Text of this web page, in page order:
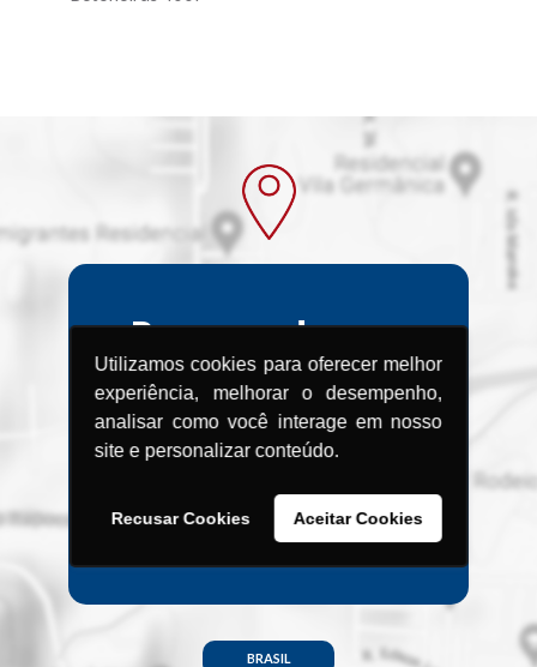
Utilizamos cookies para oferecer melhor
experiência, melhorar o desempenho,
analisar como você interage em nosso
site e personalizar conteúdo.
Recusar Cookies Aceitar Cookies
Procurando uma
Assistência
Técnica?
Menegotti
mais próxima de você.
BRASIL